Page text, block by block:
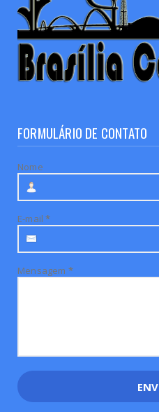
FORMULÁRIO DE CONTATO
Nome
E-mail*
Mensagem *